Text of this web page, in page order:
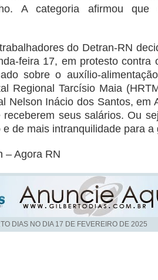
A categoria afirmou que
do Detran-RN
feira 17, em protesto contra
sobre o auxílio-
Regional Tarcísio Maia
Nelson Inácio dos Santos, em
seus salários. Ou
de mais intranquilidade para a
– Agora RN
DIAS NO DIA 17 DE FEVEREIRO DE 2025